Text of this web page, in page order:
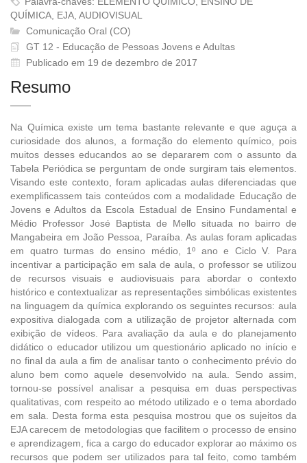
QUÍMICA, EJA, AUDIOVISUAL
Comunicação Oral (CO)
GT 12 - Educação de Pessoas Jovens e Adultas
Publicado em 19 de dezembro de 2017
Resumo
Na Química existe um tema bastante relevante e que aguça a
curiosidade dos alunos, a formação do elemento químico, pois
muitos desses educandos ao se depararem com o assunto da
Tabela Periódica se perguntam de onde surgiram tais elementos.
Visando este contexto, foram aplicadas aulas diferenciadas que
exemplificassem tais conteúdos com a modalidade Educação de
Jovens e Adultos da Escola Estadual de Ensino Fundamental e
Médio Professor José Baptista de Mello situada no bairro de
Mangabeira em João Pessoa, Paraíba. As aulas foram aplicadas
em quatro turmas do ensino médio, 1º ano e Ciclo V. Para
incentivar a participação em sala de aula, o professor se utilizou
de recursos visuais e audiovisuais para abordar o contexto
histórico e contextualizar as representações simbólicas existentes
na linguagem da química explorando os seguintes recursos: aula
expositiva dialogada com a utilização de projetor alternada com
exibição de vídeos. Para avaliação da aula e do planejamento
didático o educador utilizou um questionário aplicado no início e
no final da aula a fim de analisar tanto o conhecimento prévio do
aluno bem como aquele desenvolvido na aula. Sendo assim,
tornou-se possível analisar a pesquisa em duas perspectivas
qualitativas, com respeito ao método utilizado e o tema abordado
em sala. Desta forma esta pesquisa mostrou que os sujeitos da
EJA carecem de metodologias que facilitem o processo de ensino
e aprendizagem, fica a cargo do educador explorar ao máximo os
recursos que podem ser utilizados para tal feito, como também